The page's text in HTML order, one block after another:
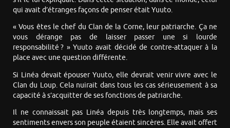
qui avait d’étranges façons de penser était Yuuto.
« Vous êtes le chef du Clan de la Corne, leur patriarche. Ça ne
vous dérange pas de laisser passer une si lourde
responsabilité ? » Yuuto avait décidé de contre-attaquer à la
place avec une question différente.
Si Linéa devait épouser Yuuto, elle devrait venir vivre avec le
Clan du Loup. Cela nuirait dans tous les cas sérieusement à sa
capacité à s’acquitter de ses fonctions de patriarche.
Il ne connaissait pas Linéa depuis très longtemps, mais ses
sentiments envers son peuple étaient sincères. Elle avait offert